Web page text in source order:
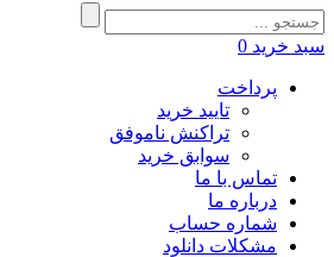
سبد خرید 0
پرداخت
تایید خرید
تراکنش ناموفق
سوابق خرید
تماس با ما
درباره ما
شماره حساب
مشکلات دانلود